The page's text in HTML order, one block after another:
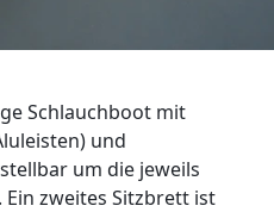
Schlauchboot mit
und
um die jeweils
zweites Sitzbrett ist